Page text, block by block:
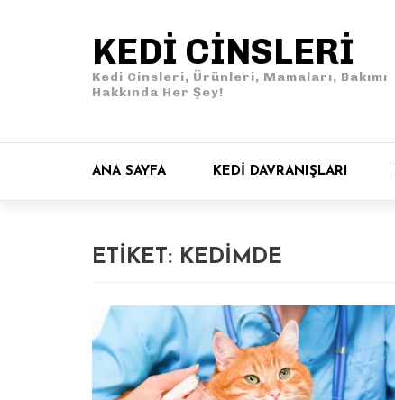
KEDI CINSLERI
Kedi Cinsleri, Ürünleri, Mamaları, Bakımı
Hakkında Her Şey!
ANA SAYFA KEDI DAVRANIŞLARI
ETIKET: KEDIMDE